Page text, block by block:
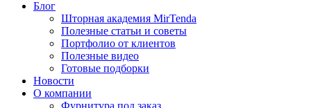
Блог
Шторная академия MirTenda
Полезные статьи и советы
Портфолио от клиентов
Полезные видео
Готовые подборки
Новости
О компании
Фурнитура под заказ